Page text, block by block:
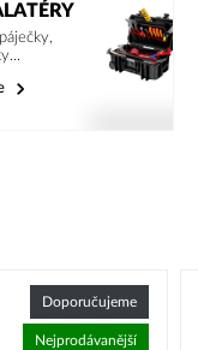
Doporučujeme
Nejprodávanější